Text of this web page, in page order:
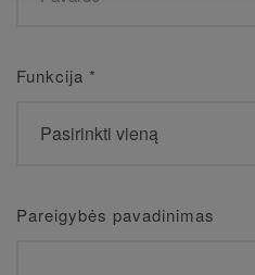
Funkcija *
Pareigybės pavadinimas